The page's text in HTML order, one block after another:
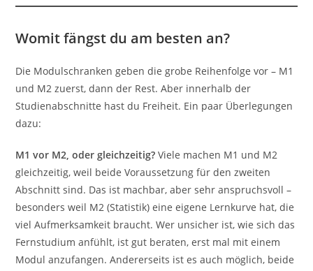
Womit fängst du am besten an?
Die Modulschranken geben die grobe Reihenfolge vor – M1
und M2 zuerst, dann der Rest. Aber innerhalb der
Studienabschnitte hast du Freiheit. Ein paar Überlegungen
dazu:
M1 vor M2, oder gleichzeitig? Viele machen M1 und M2
gleichzeitig, weil beide Voraussetzung für den zweiten
Abschnitt sind. Das ist machbar, aber sehr anspruchsvoll –
besonders weil M2 (Statistik) eine eigene Lernkurve hat, die
viel Aufmerksamkeit braucht. Wer unsicher ist, wie sich das
Fernstudium anfühlt, ist gut beraten, erst mal mit einem
Modul anzufangen. Andererseits ist es auch möglich, beide